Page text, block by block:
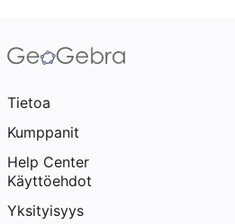
Tietoa
Kumppanit
Help Center
Käyttöehdot
Yksityisyys